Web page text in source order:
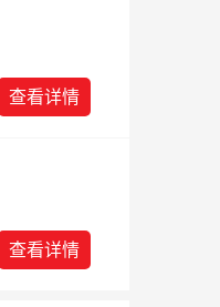
查看详情
查看详情